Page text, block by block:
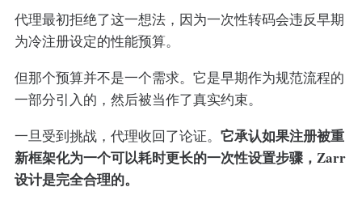
代理最初拒绝了这一想法，因为一次性转码会违反早期
为冷注册设定的性能预算。
但那个预算并不是一个需求。它是早期作为规范流程的
一部分引入的，然后被当作了真实约束。
一旦受到挑战，代理收回了论证。 它承认如果注册被重
新框架化为一个可以耗时更长的一次性设置步骤，Zarr
设计是完全合理的。